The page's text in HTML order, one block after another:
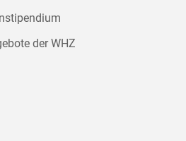
der WHZ